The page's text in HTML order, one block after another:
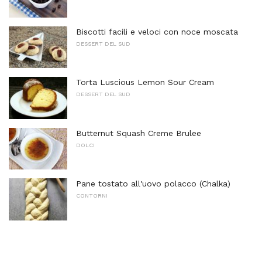
Biscotti facili e veloci con noce moscata
DESSERT DEL SUD
Torta Luscious Lemon Sour Cream
DESSERT DEL SUD
Butternut Squash Creme Brulee
DOLCI
Pane tostato all'uovo polacco (Chalka)
CONTORNI